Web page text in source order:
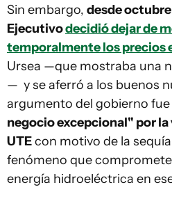
Sin embargo, desde
Ejecutivodecidió dejar de
temporalmente los precios
Ursea —que mostraba una
— y se aferró a los buenos
argumento del gobierno fue
negocio excepcional" por la
UTEcon motivo de la
fenómeno que
energía hidroeléctrica en